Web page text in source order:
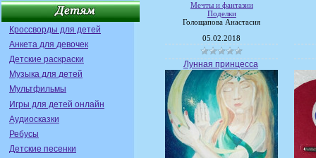
Кроссворды для детей
Анкета для девочек
Детские раскраски
Музыка для детей
Мультфильмы
Игры для детей онлайн
Аудиосказки
Ребусы
Детские песенки
Мечты и фантазии
Поделки
Голощапова Анастасия
05.02.2018
Лунная принцесса